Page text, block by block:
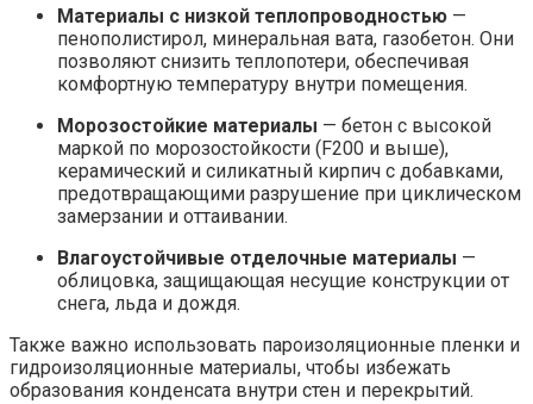
Материалы с низкой теплопроводностью —
пенополистирол, минеральная вата, газобетон. Они
позволяют снизить теплопотери, обеспечивая
комфортную температуру внутри помещения.
Морозостойкие материалы — бетон с высокой
маркой по морозостойкости (F200 и выше),
керамический и силикатный кирпич с добавками,
предотвращающими разрушение при циклическом
замерзании и оттаивании.
Влагоустойчивые отделочные материалы —
облицовка, защищающая несущие конструкции от
снега, льда и дождя.
Также важно использовать пароизоляционные пленки и
гидроизоляционные материалы, чтобы избежать
образования конденсата внутри стен и перекрытий.